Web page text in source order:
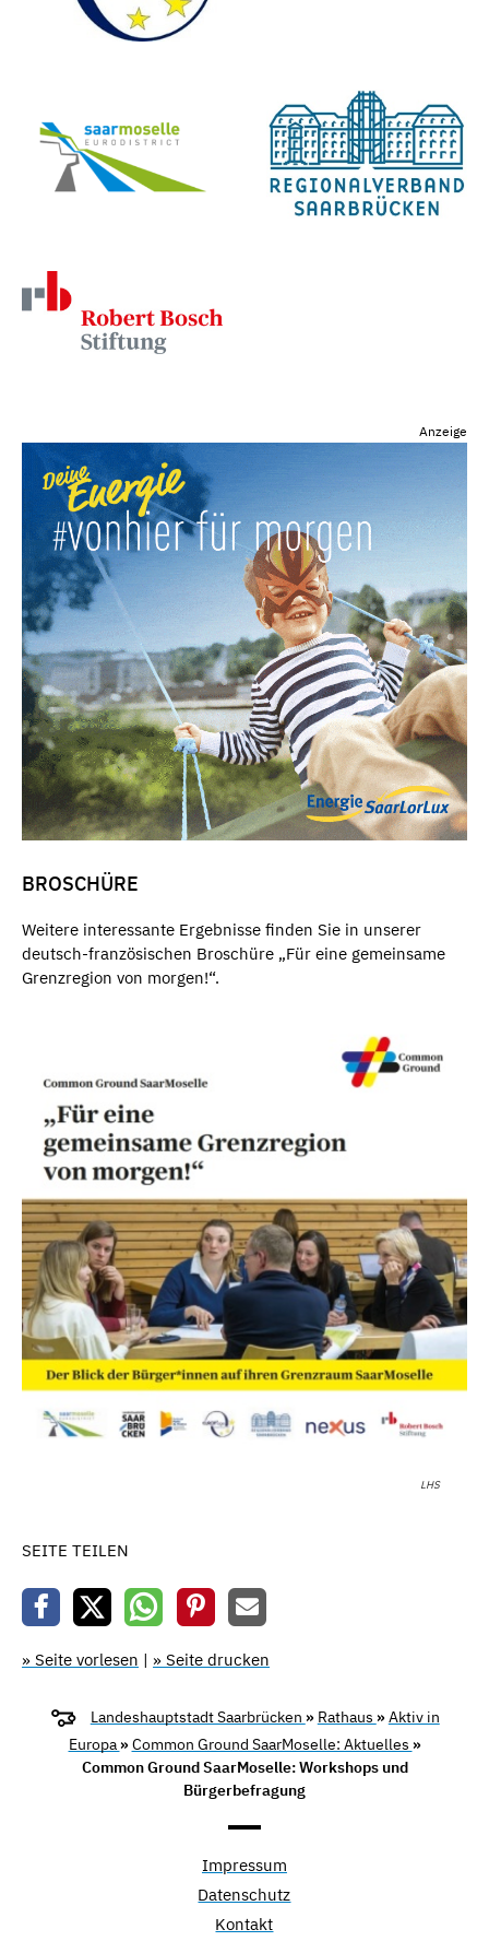
Anzeige
BROSCHÜRE
Weitere interessante Ergebnisse finden Sie in unserer
deutsch-französischen Broschüre „Für eine gemeinsame
Grenzregion von morgen!“.
LHS
SEITE TEILEN
» Seite vorlesen | » Seite drucken
Landeshauptstadt Saarbrücken » Rathaus »Aktiv in
Europa »Common Ground SaarMoselle: Aktuelles »
Common Ground SaarMoselle: Workshops und
Bürgerbefragung
Impressum
Datenschutz
Kontakt